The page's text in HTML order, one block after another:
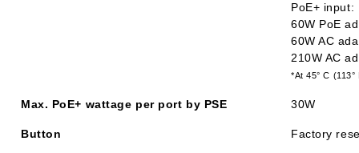
PoE+ input:
60W PoE
60W AC
210W AC
*At 45° C
Max. PoE+ wattage per port by PSE 30W
Button Factory